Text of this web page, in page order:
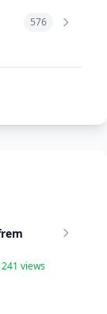
576
241 views